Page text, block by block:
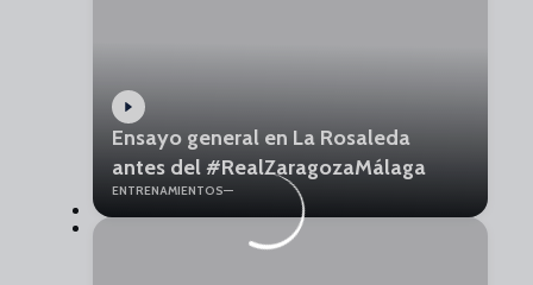
Ensayo general en La Rosaleda
antes del #RealZaragozaMálaga
ENTRENAMIENTOS